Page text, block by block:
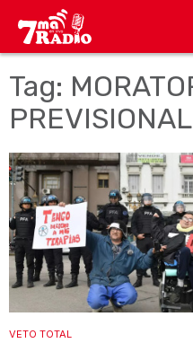
Tag:
PREVISIONAL
VETO TOTAL